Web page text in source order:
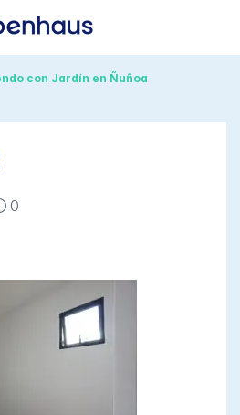
con Jardín en Ñuñoa
0